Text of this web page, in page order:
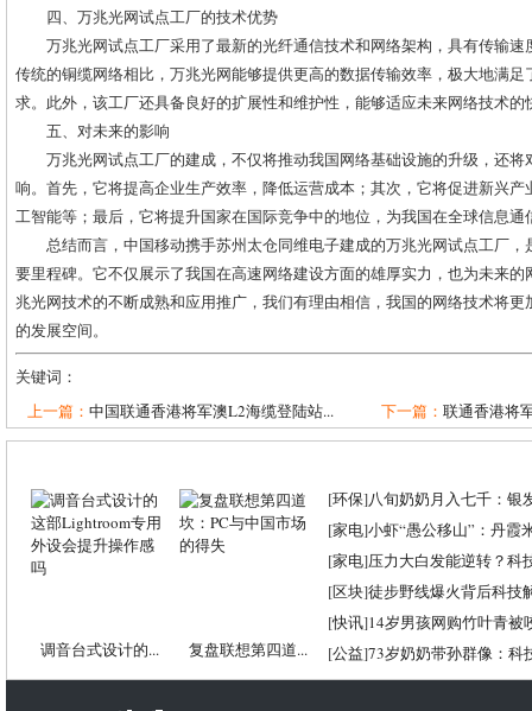
四、万兆光网试点工厂的技术优势
万兆光网试点工厂采用了最新的光纤通信技术和网络架构，具有传输
传统的铜缆网络相比，万兆光网能够提供更高的数据传输效率，极大地满
求。此外，该工厂还具备良好的扩展性和维护性，能够适应未来网络技术的
五、对未来的影响
万兆光网试点工厂的建成，不仅将推动我国网络基础设施的升级，还
响。首先，它将提高企业生产效率，降低运营成本；其次，它将促进新兴
工智能等；最后，它将提升国家在国际竞争中的地位，为我国在全球信息
总结而言，中国移动携手苏州太仓同维电子建成的万兆光网试点工厂
要里程碑。它不仅展示了我国在高速网络建设方面的雄厚实力，也为未来
兆光网技术的不断成熟和应用推广，我们有理由相信，我国的网络技术将
的发展空间。
关键词：
上一篇： 中国联通香港将军澳L2海缆登陆站... 下一篇： 联通香港将
调音台式设计的... 复盘联想第四道...
[环保]八旬奶奶月入七千：银
[家电]小虾“愚公移山”：丹霞
[家电]压力大白发能逆转？科
[区块]徒步野线爆火背后科技
[快讯]14岁男孩网购竹叶青被
[公益]73岁奶奶带孙群像：科